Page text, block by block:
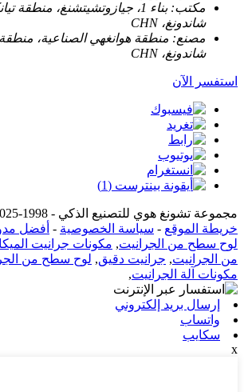
مكتب:
بناء 1، جيازوتشيتشنغ، منطقة
شاندونغ، CHN
مصنع: منطقة هوانغهي الصناعية، منطقة
شاندونغ، CHN
استفسر الآن
مجموعة تشونغ هوي للتصنيع الذكي - 1998-2025
خريطة الموقع - سياسة الخصوصية - أفضل
لوح سطح من الجرانيت, مكونات جرانيت
من الجرانيت, جرانيت دقيق, لوح سطح من
مكونات آلة الجرانيت,
إرسال بريد إلكتروني
واتساب
سكايب
x